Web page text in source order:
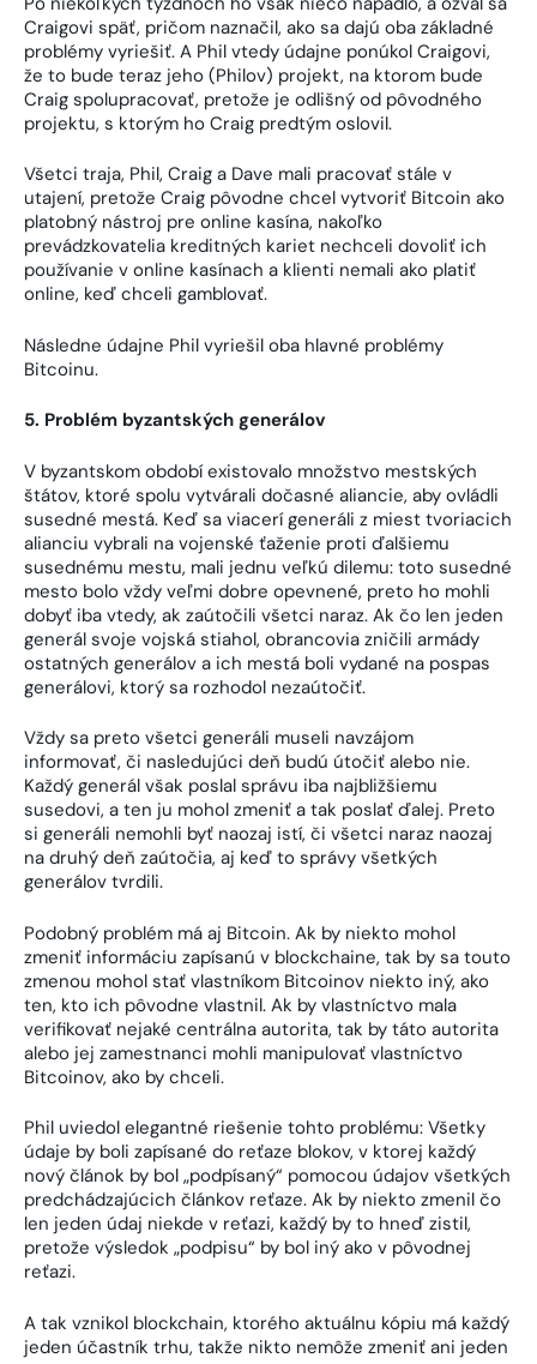
Craigovi späť, pričom naznačil, ako sa dajú oba základné
problémy vyriešiť. A Phil vtedy údajne ponúkol Craigovi,
že to bude teraz jeho (Philov) projekt, na ktorom bude
Craig spolupracovať, pretože je odlišný od pôvodného
projektu, s ktorým ho Craig predtým oslovil.
Všetci traja, Phil, Craig a Dave mali pracovať stále v
utajení, pretože Craig pôvodne chcel vytvoriť Bitcoin ako
platobný nástroj pre online kasína, nakoľko
prevádzkovatelia kreditných kariet nechceli dovoliť ich
používanie v online kasínach a klienti nemali ako platiť
online, keď chceli gamblovať.
Následne údajne Phil vyriešil oba hlavné problémy
Bitcoinu.
5. Problém byzantských generálov
V byzantskom období existovalo množstvo mestských
štátov, ktoré spolu vytvárali dočasné aliancie, aby ovládli
susedné mestá. Keď sa viacerí generáli z miest tvoriacich
alianciu vybrali na vojenské ťaženie proti ďalšiemu
susednému mestu, mali jednu veľkú dilemu: toto susedné
mesto bolo vždy veľmi dobre opevnené, preto ho mohli
dobyť iba vtedy, ak zaútočili všetci naraz. Ak čo len jeden
generál svoje vojská stiahol, obrancovia zničili armády
ostatných generálov a ich mestá boli vydané na pospas
generálovi, ktorý sa rozhodol nezaútočiť.
Vždy sa preto všetci generáli museli navzájom
informovať, či nasledujúci deň budú útočiť alebo nie.
Každý generál však poslal správu iba najbližšiemu
susedovi, a ten ju mohol zmeniť a tak poslať ďalej. Preto
si generáli nemohli byť naozaj istí, či všetci naraz naozaj
na druhý deň zaútočia, aj keď to správy všetkých
generálov tvrdili.
Podobný problém má aj Bitcoin. Ak by niekto mohol
zmeniť informáciu zapísanú v blockchaine, tak by sa touto
zmenou mohol stať vlastníkom Bitcoinov niekto iný, ako
ten, kto ich pôvodne vlastnil. Ak by vlastníctvo mala
verifikovať nejaké centrálna autorita, tak by táto autorita
alebo jej zamestnanci mohli manipulovať vlastníctvo
Bitcoinov, ako by chceli.
Phil uviedol elegantné riešenie tohto problému: Všetky
údaje by boli zapísané do reťaze blokov, v ktorej každý
nový článok by bol „podpísaný“ pomocou údajov všetkých
predchádzajúcich článkov reťaze. Ak by niekto zmenil čo
len jeden údaj niekde v reťazi, každý by to hneď zistil,
pretože výsledok „podpisu“ by bol iný ako v pôvodnej
reťazi.
A tak vznikol blockchain, ktorého aktuálnu kópiu má každý
jeden účastník trhu, takže nikto nemôže zmeniť ani jeden